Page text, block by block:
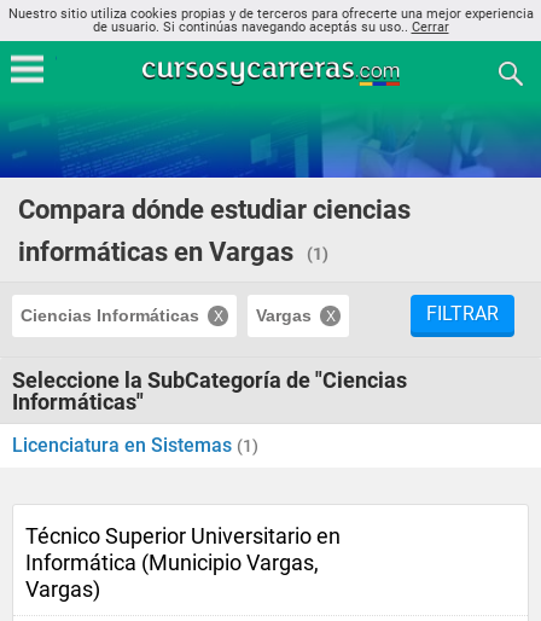
Nuestro sitio utiliza cookies propias y de terceros para ofrecerte una mejor experiencia
de usuario. Si continúas navegando aceptás su uso.. Cerrar
Compara dónde estudiar ciencias
informáticas en Vargas
(1)
Ciencias Informáticas Vargas FILTRAR
Seleccione la SubCategoría de "Ciencias
Informáticas"
Licenciatura en Sistemas (1)
Técnico Superior Universitario en
Informática (Municipio Vargas,
Vargas)